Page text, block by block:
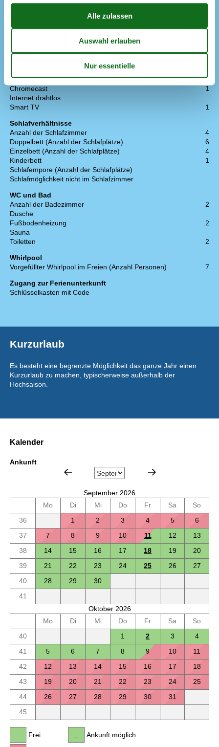
Mikrowelle
1
Multimedien
Anzahl der Fernseher
2
Chromecast
1
Internet drahtlos
Smart TV
1
Schlafverhältnisse
Anzahl der Schlafzimmer
4
Doppelbett (Anzahl der Schlafplätze)
6
Einzelbett (Anzahl der Schlafplätze)
4
Kinderbett
1
Schlafempore (Anzahl der Schlafplätze)
Schlafmöglichkeit nicht im Schlafzimmer
WC und Bad
Anzahl der Badezimmer
2
Dusche
Fußbodenheizung
2
Sauna
Toiletten
2
Whirlpool
Vorgefüllter Whirlpool im Freien (Anzahl Personen)
7
Zugang zur Ferienunterkunft
Schlüsselkasten mit Code
Kurzurlaub
Es besteht eine begrenzte Möglichkeit das ganze Jahr einen
Kurzurlaub zu machen, typischerweise außerhalb der
Hochsaison.
Kalender
Ankunft
September 2026
Mo
Di Mi Do Fr Sa
So
36
1 2 3 4 5
6
37
7 8 9 10 11 12
13
38
14 15 16 17 18 19
20
39
21 22 23 24 25 26
27
40
28 29
30
41
Oktober 2026
Mo
Di Mi Do Fr Sa
So
40
1 2 3
4
41
5 6 7 8 9 10
11
42
12 13 14 15 16 17
18
43
19 20 21 22 23 24
25
44
26 27 28 29 30
31
45
Frei Ankunft möglich